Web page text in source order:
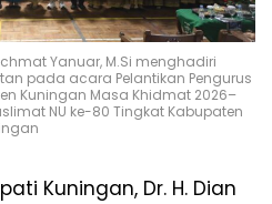
Yanuar, M.Si menghadiri
pada acara Pelantikan Pengurus
Kuningan Masa Khidmat 2026–
NU ke-80 Tingkat Kabupaten
Kuningan, Dr. H. Dian